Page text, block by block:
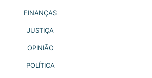
FINANÇAS
JUSTIÇA
OPINIÃO
POLÍTICA